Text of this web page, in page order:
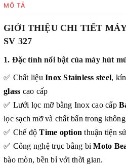
MÔ TẢ
GIỚI THIỆU CHI TIẾT
SV 327
1. Đặc tính nổi bật của máy hút
✅ Chất liệu Inox Stainless steel,
glass cao cấp
✅ Lưới lọc mỡ bằng Inox cao cấp
lọc sạch mỡ và chất bẩn trong
✅ Chế độTime option thuận tiện
✅ Công nghệ trục bằng biMoto
bào mòn, bền bỉ với thời gian.